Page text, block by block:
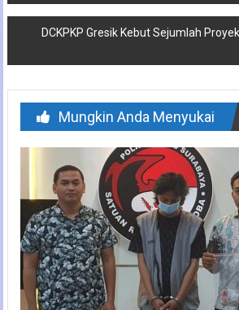
pos
DCKPKP Gresik Kebut Sejumlah
Mungkin Anda Menyukai